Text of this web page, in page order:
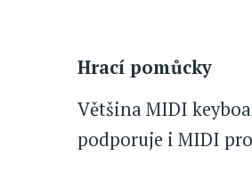
Hrací pomůcky
Většina MIDI
podporuje i MIDI